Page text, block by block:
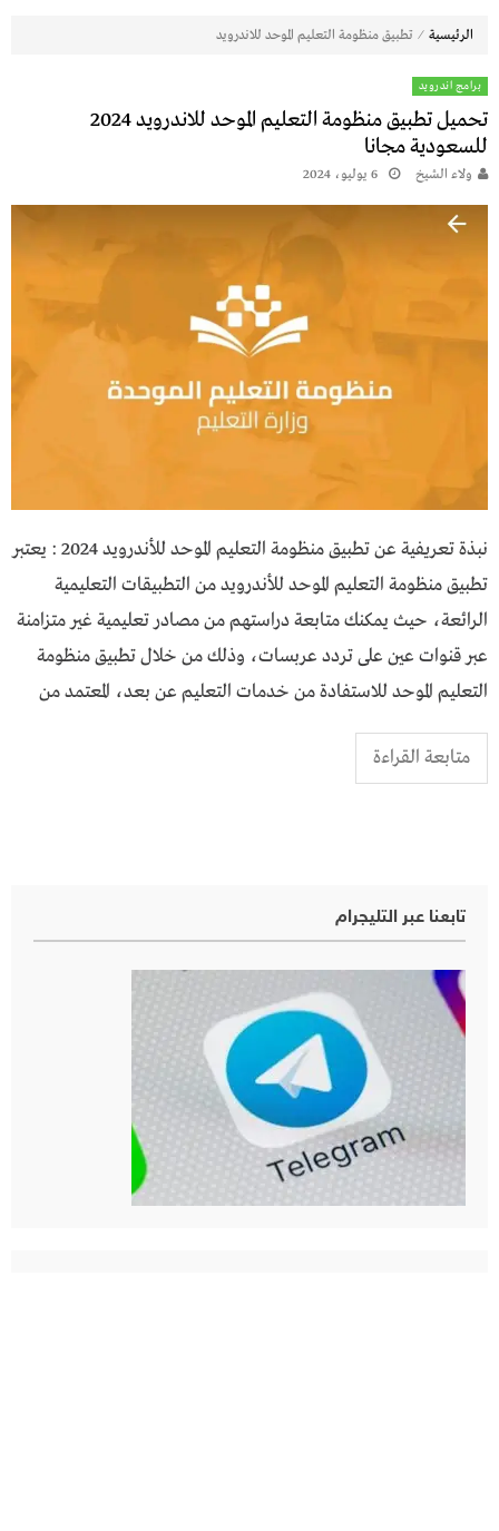
الرئيسية ⁄ تطبيق منظومة التعليم الموحد للاندرويد
برامج اندرويد
تحميل تطبيق منظومة التعليم الموحد للاندرويد 2024
للسعودية مجانا
ولاء الشيخ 6 يوليو، 2024
نبذة تعريفية عن تطبيق منظومة التعليم الموحد للأندرويد 2024 : يعتبر
تطبيق منظومة التعليم الموحد للأندرويد من التطبيقات التعليمية
الرائعة، حيث يمكنك متابعة دراستهم من مصادر تعليمية غير متزامنة
عبر قنوات عين على تردد عربسات، وذلك من خلال تطبيق منظومة
التعليم الموحد للاستفادة من خدمات التعليم عن بعد، المعتمد من
متابعة القراءة
تابعنا عبر التليجرام